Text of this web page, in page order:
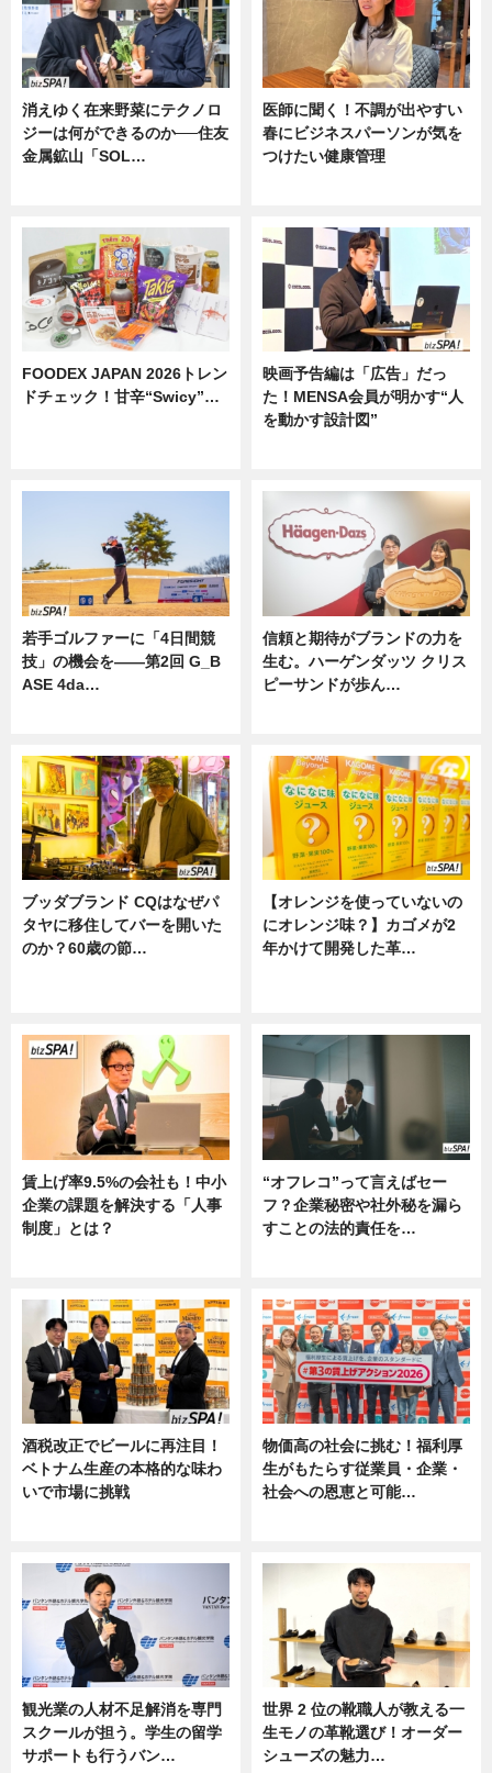
消えゆく在来野菜にテクノロ
ジーは何ができるのか──住友
金属鉱山「SOL…
医師に聞く！不調が出やすい
春にビジネスパーソンが気を
つけたい健康管理
FOODEX JAPAN 2026トレン
ドチェック！甘辛“Swicy”…
映画予告編は「広告」だっ
た！MENSA会員が明かす“人
を動かす設計図”
若手ゴルファーに「4日間競
技」の機会を——第2回 G_B
ASE 4da…
信頼と期待がブランドの力を
生む。ハーゲンダッツ クリス
ピーサンドが歩ん…
ブッダブランド CQはなぜパ
タヤに移住してバーを開いた
のか？60歳の節…
【オレンジを使っていないの
にオレンジ味？】カゴメが2
年かけて開発した革…
賃上げ率9.5%の会社も！中小
企業の課題を解決する「人事
制度」とは？
“オフレコ”って言えばセー
フ？企業秘密や社外秘を漏ら
すことの法的責任を…
酒税改正でビールに再注目！
ベトナム生産の本格的な味わ
いで市場に挑戦
物価高の社会に挑む！福利厚
生がもたらす従業員・企業・
社会への恩恵と可能…
観光業の人材不足解消を専門
スクールが担う。学生の留学
サポートも行うバン…
世界 2 位の靴職人が教える一
生モノの革靴選び！オーダー
シューズの魅力…